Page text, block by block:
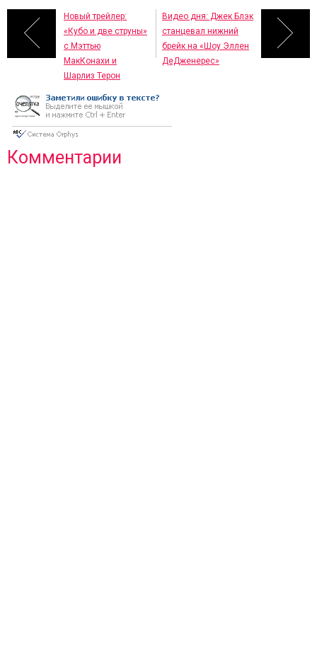
Новый трейлер:
«Кубо и две струны»
с Мэттью
МакКонахи и
Шарлиз Терон
Видео дня: Джек Блэк
станцевал нижний
брейк на «Шоу Эллен
ДеДженерес»
Комментарии